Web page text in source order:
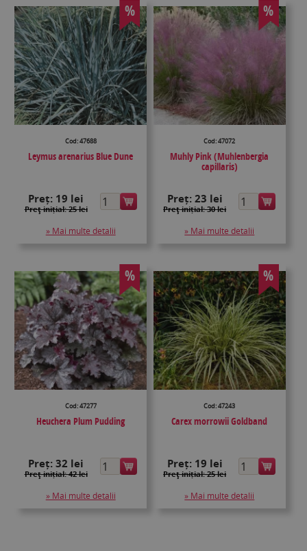
%
Cod: 47688
Leymus arenarius Blue Dune
Preț: 19 lei
Preţ inițial: 25 lei
» Mai multe detalii
%
Cod: 47072
Muhly Pink (Muhlenbergia
capillaris)
Preț: 23 lei
Preţ inițial: 30 lei
» Mai multe detalii
%
Cod: 47277
Heuchera Plum Pudding
Preț:32 lei
Preţ inițial: 42 lei
» Mai multe detalii
%
Cod: 47243
Carex morrowii Goldband
Preț: 19 lei
Preţ inițial: 25 lei
» Mai multe detalii